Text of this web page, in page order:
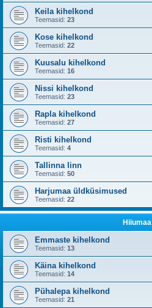
Keila kihelkond
Teemasid: 23
Kose kihelkond
Teemasid: 22
Kuusalu kihelkond
Teemasid: 16
Nissi kihelkond
Teemasid: 23
Rapla kihelkond
Teemasid: 27
Risti kihelkond
Teemasid: 4
Tallinna linn
Teemasid: 50
Harjumaa üldküsimused
Teemasid: 22
Hiiumaa
Emmaste kihelkond
Teemasid: 13
Käina kihelkond
Teemasid: 14
Pühalepa kihelkond
Teemasid: 21